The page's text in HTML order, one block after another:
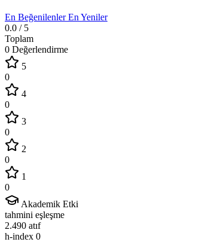
En BeğenilenlerEn Yeniler
0.0 / 5
Toplam
0 Değerlendirme
5
0
4
0
3
0
2
0
1
0
Akademik Etki
tahmini eşleşme
2.490 atıf
h-index 0